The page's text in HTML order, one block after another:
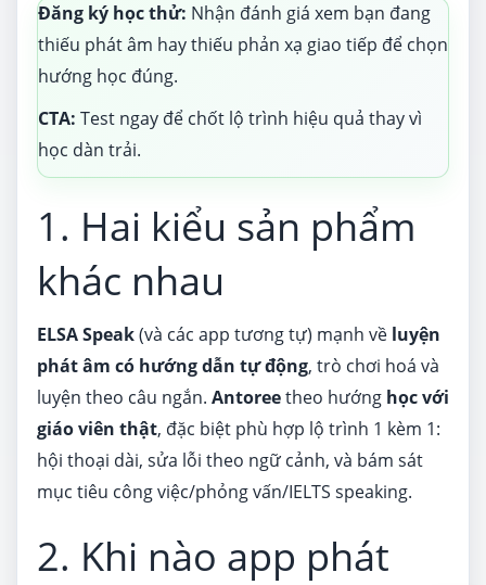
Đăng ký học thử: Nhận đánh giá xem bạn đang
thiếu phát âm hay thiếu phản xạ giao tiếp để chọn
hướng học đúng.
CTA: Test ngay để chốt lộ trình hiệu quả thay vì
học dàn trải.
1. Hai kiểu sản phẩm
khác nhau
ELSA Speak(và các app tương tự) mạnh về luyện
phát âm có hướng dẫn tự động, trò chơi hoá và
luyện theo câu ngắn. Antoreetheo hướng học với
giáo viên thật, đặc biệt phù hợp lộ trình 1 kèm 1:
hội thoại dài, sửa lỗi theo ngữ cảnh, và bám sát
mục tiêu công việc/phỏng vấn/IELTS speaking.
2. Khi nào app phát